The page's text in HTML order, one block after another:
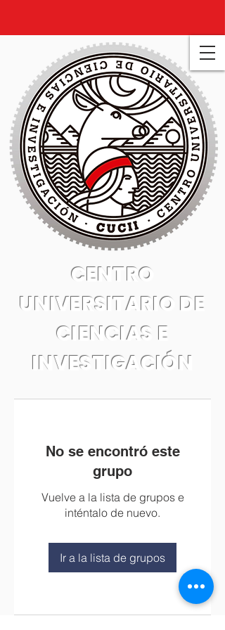
CENTRO
UNIVERSITARIO DE
CIENCIAS E
INVESTIGACIÓN
No se encontró este
grupo
Vuelve a la lista de grupos e
inténtalo de nuevo.
Ir a la lista de grupos